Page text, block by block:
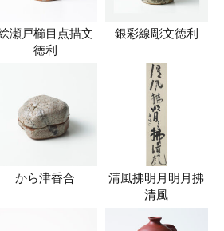
瀬戸櫛目点描文
徳利
銀彩線彫文徳利
から津香合
清風拂明月明月拂
清風